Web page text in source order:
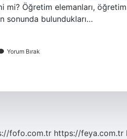
mi? Öğretim elemanları,
sonunda bulundukları…
Yorum Bırak
fofo.com.tr https://feya.com.tr